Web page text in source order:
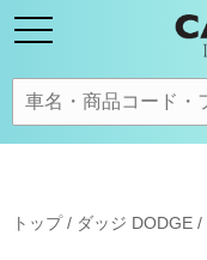
トップ/ ダッジ DODGE /